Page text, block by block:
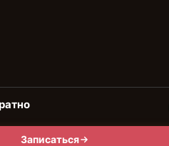
Записаться